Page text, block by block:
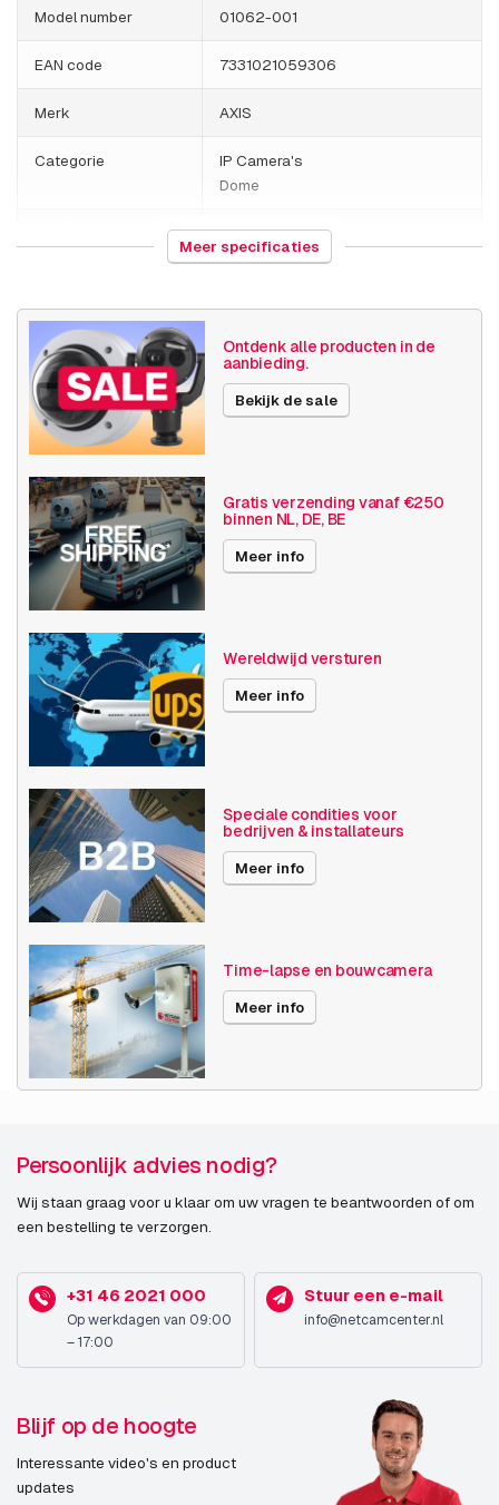
Model number 01062-001
EAN code 7331021059306
Merk AXIS
Categorie
IP Camera's
Dome
Land van herkomst Polen
Grootte (lxbxh)
Camera
eigenschappen
Binnen camera
Ingebouwde infrarood
Basis functionaliteit
Invoer / uitvoer
Audio
SD opslag
Resolutie
Axis Series
Power over Ethernet 15W
Maximale Beeldhoek
Optische zoom
Videocompressie H264
Publicatiedatum 19-07-2019
Prestatie
Soort IP-beveiligingscamera
Ondersteuning voor
plaatsing
PTZ control
Ja
PTZ-modi
Wide Dynamic Range
(WDR)
Ja
Infrarood (IR)-
Aantal talen
Meer specificaties
Ontdenk alle producten in de
aanbieding.
Bekijk de sale
Gratis verzending vanaf €250
binnen NL, DE, BE
Meer info
Wereldwijd versturen
Meer info
Speciale condities voor
bedrijven & installateurs
Meer info
Time-lapse en bouwcamera
Meer info
Persoonlijk advies nodig?
Wij staan graag voor u klaar om uw vragen te beantwoorden of om
een bestelling te verzorgen.
+31 46 2021 000
Op werkdagen van 09:00
– 17:00
Stuur een e-mail
info@netcamcenter.nl
Blijf op de hoogte
Interessante video's en product
updates